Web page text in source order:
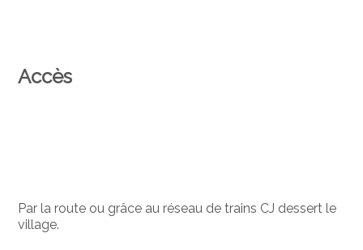
Accès
Par la route ou grâce au réseau de trains CJ dessert le
village.